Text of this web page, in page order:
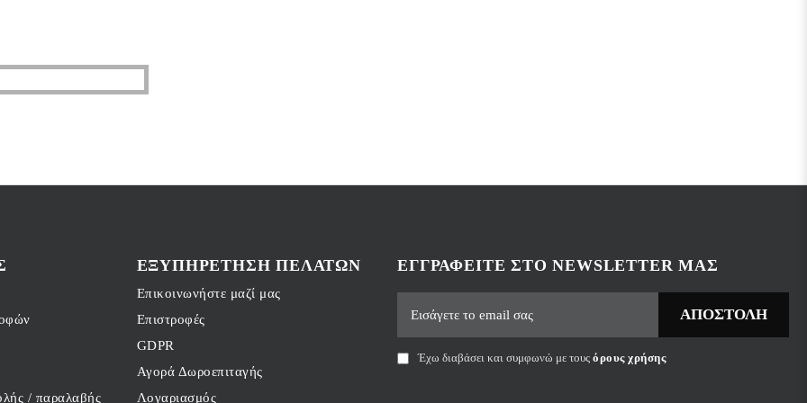
/ παραλαβής
ΕΞΥΠΗΡΈΤΗΣΗ ΠΕΛΑΤΏΝ
Επικοινωνήστε μαζί μας
Επιστροφές
GDPR
Αγορά Δωροεπιταγής
Λογαριασμός
ΕΓΓΡΑΦΕΊΤΕ ΣΤΟ NEWSLETTER ΜΑΣ
ΑΠΟΣΤΟΛΉ
Έχω διαβάσει και συμφωνώ με τουςόρους χρήσης